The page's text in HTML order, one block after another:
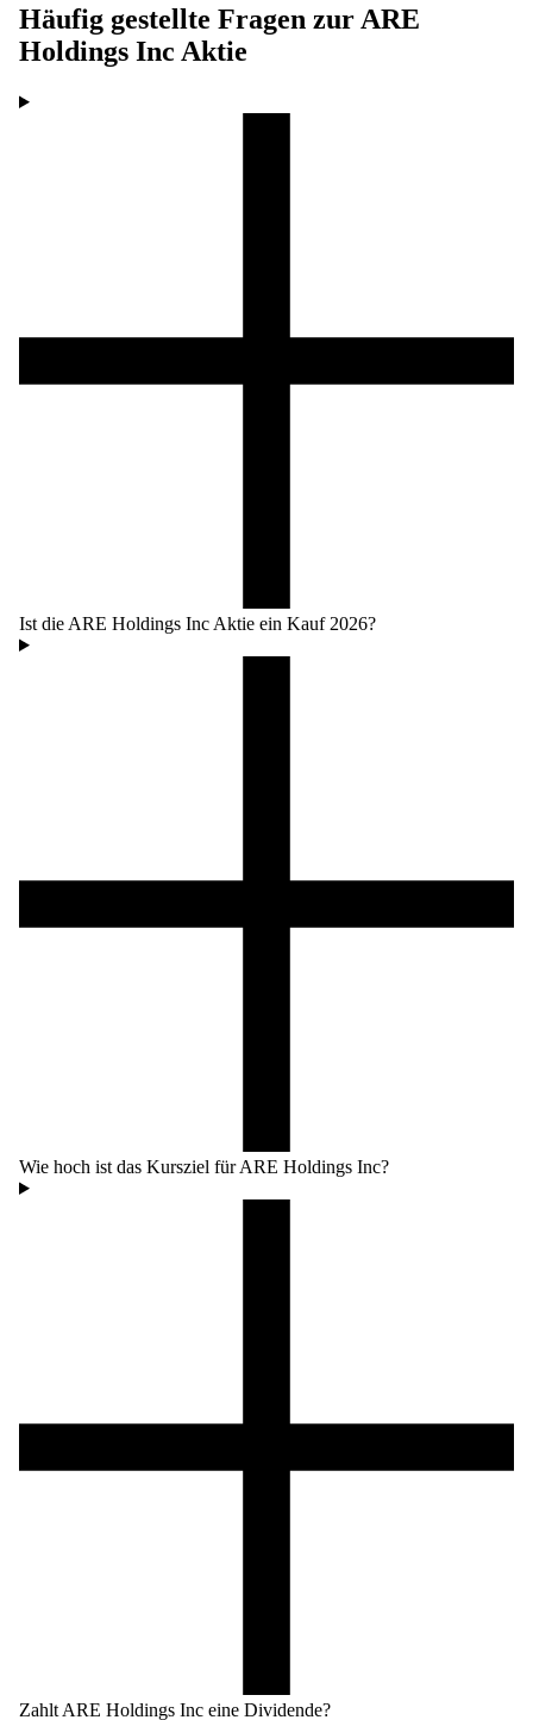
Häufig gestellte Fragen zur ARE
Holdings Inc Aktie
Ist die ARE Holdings Inc Aktie ein Kauf 2026?
Wie hoch ist das Kursziel für ARE Holdings Inc?
Zahlt ARE Holdings Inc eine Dividende?